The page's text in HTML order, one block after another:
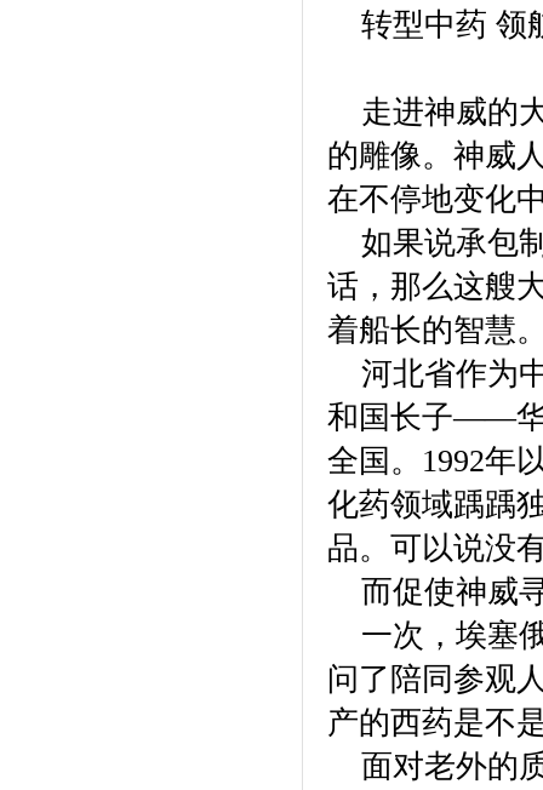
转型中药 领
走进神威的
的雕像。神威
在不停地变化
如果说承包
话，那么这艘
着船长的智慧
河北省作为
和国长子——华
全国。1992年
化药领域踽踽
品。可以说没
而促使神威
一次，埃塞
问了陪同参观
产的西药是不
面对老外的